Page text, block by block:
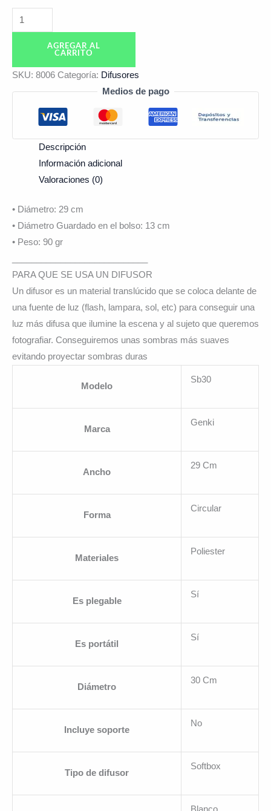
AGREGAR AL
CARRITO
SKU: 8006 Categoría: Difusores
Medios de pago
Descripción
Información adicional
Valoraciones (0)
• Diámetro: 29 cm
• Diámetro Guardado en el bolso: 13 cm
• Peso: 90 gr
PARA QUE SE USA UN DIFUSOR
Un difusor es un material translúcido que se coloca delante de
una fuente de luz (flash, lampara, sol, etc) para conseguir una
luz más difusa que ilumine la escena y al sujeto que queremos
fotografiar. Conseguiremos unas sombras más suaves
evitando proyectar sombras duras
Modelo
Sb30
Marca
Genki
Ancho
29 Cm
Forma
Circular
Materiales
Poliester
Es plegable
Sí
Es portátil
Sí
Diámetro
30 Cm
Incluye soporte
No
Tipo de difusor
Softbox